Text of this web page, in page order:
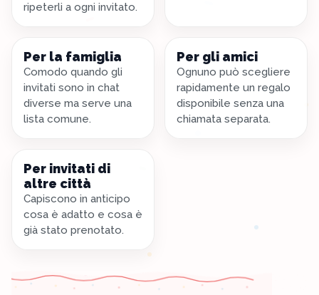
ripeterli a ogni invitato.
Per la famiglia
Comodo quando gli
invitati sono in chat
diverse ma serve una
lista comune.
Per gli amici
Ognuno può scegliere
rapidamente un regalo
disponibile senza una
chiamata separata.
Per invitati di
altre città
Capiscono in anticipo
cosa è adatto e cosa è
già stato prenotato.